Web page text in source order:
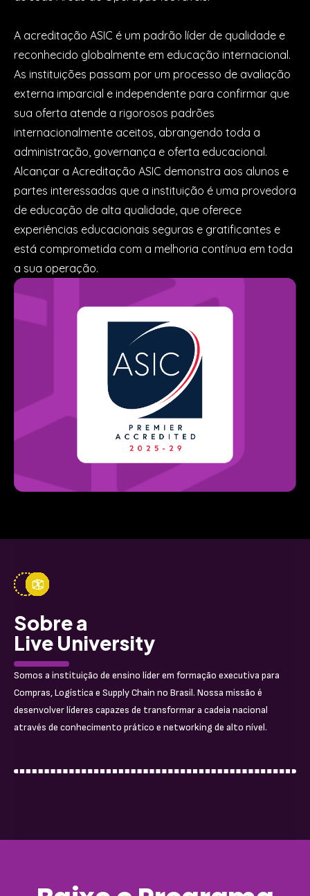
A acreditação ASIC é um padrão líder de qualidade e
reconhecido globalmente em educação internacional.
As instituições passam por um processo de avaliação
externa imparcial e independente para confirmar que
sua oferta atende a rigorosos padrões
internacionalmente aceitos, abrangendo toda a
administração, governança e oferta educacional.
Alcançar a Acreditação ASIC demonstra aos alunos e
partes interessadas que a instituição é uma provedora
de educação de alta qualidade, que oferece
experiências educacionais seguras e gratificantes e
está comprometida com a melhoria contínua em toda
a sua operação.
Sobre a
Live University
Somos a instituição de ensino líder em formação executiva para
Compras, Logística e Supply Chain no Brasil. Nossa missão é
desenvolver líderes capazes de transformar a cadeia nacional
através de conhecimento prático e networking de alto nível.